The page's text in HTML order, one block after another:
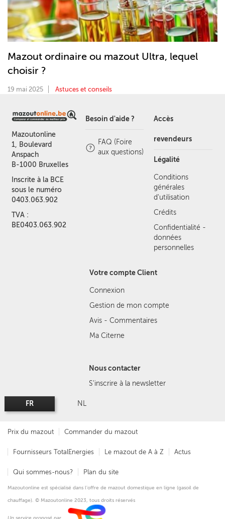
Mazout ordinaire ou mazout Ultra, lequel
choisir ?
19 mai 2025 Astuces et conseils
Mazoutonline
1, Boulevard
Anspach
B-1000 Bruxelles
Inscrite à la BCE
sous le numéro
0403.063.902
TVA :
BE0403.063.902
Besoin d'aide ?
FAQ (Foire
aux questions)
Accès
revendeurs
Légalité
Conditions
générales
d'utilisation
Crédits
Confidentialité -
données
personnelles
Votre compte Client
Connexion
Gestion de mon compte
Avis - Commentaires
Ma Citerne
Nous contacter
S'inscrire à la newsletter
FR NL
Prix du mazout Commander du mazout
Fournisseurs TotalEnergies Le mazout de A à Z Actus
Qui sommes-nous? Plan du site
Mazoutonline est spécialisé dans l'offre de mazout domestique en ligne (gasoil de
chauffage). © Mazoutonline 2023, tous droits réservés